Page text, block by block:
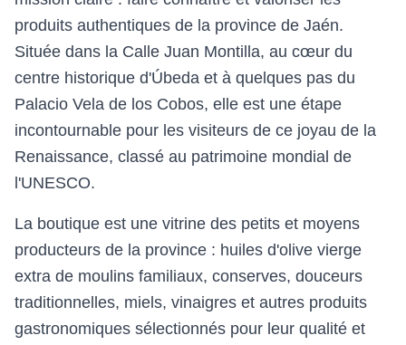
produits authentiques de la province de Jaén.
Située dans la Calle Juan Montilla, au cœur du
centre historique d'Úbeda et à quelques pas du
Palacio Vela de los Cobos, elle est une étape
incontournable pour les visiteurs de ce joyau de la
Renaissance, classé au patrimoine mondial de
l'UNESCO.
La boutique est une vitrine des petits et moyens
producteurs de la province : huiles d'olive vierge
extra de moulins familiaux, conserves, douceurs
traditionnelles, miels, vinaigres et autres produits
gastronomiques sélectionnés pour leur qualité et